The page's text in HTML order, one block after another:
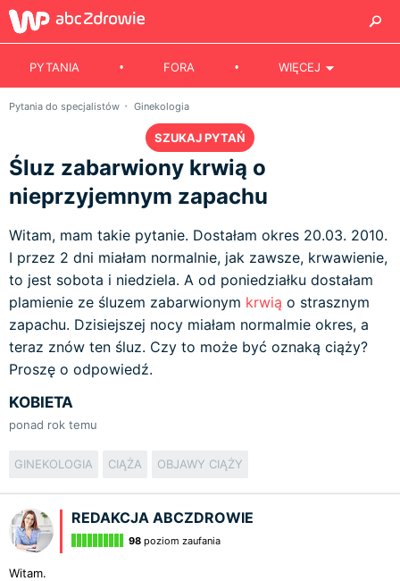
PYTANIA FORA WIĘCEJ
Pytania do specjalistów Ginekologia
SZUKAJ PYTAŃ
Śluz zabarwiony krwią o
nieprzyjemnym zapachu
Witam, mam takie pytanie. Dostałam okres 20.03. 2010.
I przez 2 dni miałam normalnie, jak zawsze, krwawienie,
to jest sobota i niedziela. A od poniedziałku dostałam
plamienie ze śluzem zabarwionym krwią o strasznym
zapachu. Dzisiejszej nocy miałam normalmie okres, a
teraz znów ten śluz. Czy to może być oznaką ciąży?
Proszę o odpowiedź.
KOBIETA
ponad rok temu
GINEKOLOGIA CIĄŻA OBJAWY CIĄŻY
REDAKCJA ABCZDROWIE
98 poziom zaufania
Witam.